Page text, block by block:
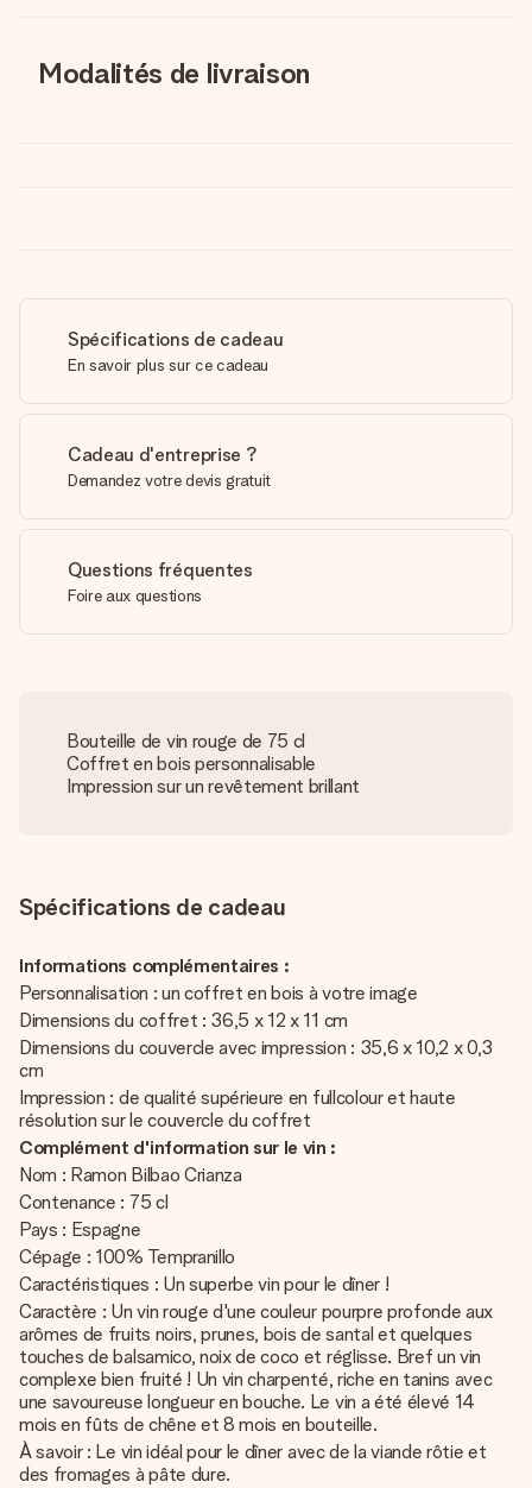
Modalités de livraison
Spécifications de cadeau
En savoir plus sur ce cadeau
Cadeau d'entreprise ?
Demandez votre devis gratuit
Questions fréquentes
Foire aux questions
Bouteille de vin rouge de 75 cl
Coffret en bois personnalisable
Impression sur un revêtement brillant
Spécifications de cadeau
Informations complémentaires :
Personnalisation : un coffret en bois à votre image
Dimensions du coffret : 36,5 x 12 x 11 cm
Dimensions du couvercle avec impression : 35,6 x 10,2 x 0,3
cm
Impression : de qualité supérieure en fullcolour et haute
résolution sur le couvercle du coffret
Complément d'information sur le vin :
Nom : Ramon Bilbao Crianza
Contenance : 75 cl
Pays : Espagne
Cépage : 100% Tempranillo
Caractéristiques : Un superbe vin pour le dîner !
Caractère : Un vin rouge d'une couleur pourpre profonde aux
arômes de fruits noirs, prunes, bois de santal et quelques
touches de balsamico, noix de coco et réglisse. Bref un vin
complexe bien fruité ! Un vin charpenté, riche en tanins avec
une savoureuse longueur en bouche. Le vin a été élevé 14
mois en fûts de chêne et 8 mois en bouteille.
À savoir : Le vin idéal pour le dîner avec de la viande rôtie et
des fromages à pâte dure.